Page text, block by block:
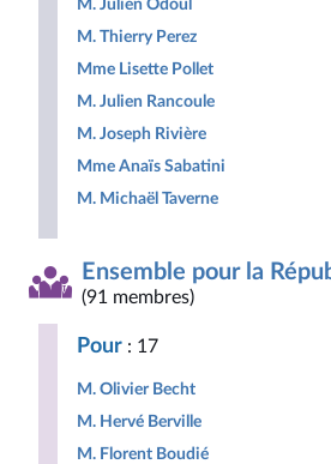
M. Julien Odoul
M. Thierry Perez
Mme Lisette Pollet
M. Julien Rancoule
M. Joseph Rivière
Mme Anaïs Sabatini
M. Michaël Taverne
Ensemble pour la
(91 membres)
Pour : 17
M. Olivier Becht
M. Hervé Berville
M. Florent Boudié